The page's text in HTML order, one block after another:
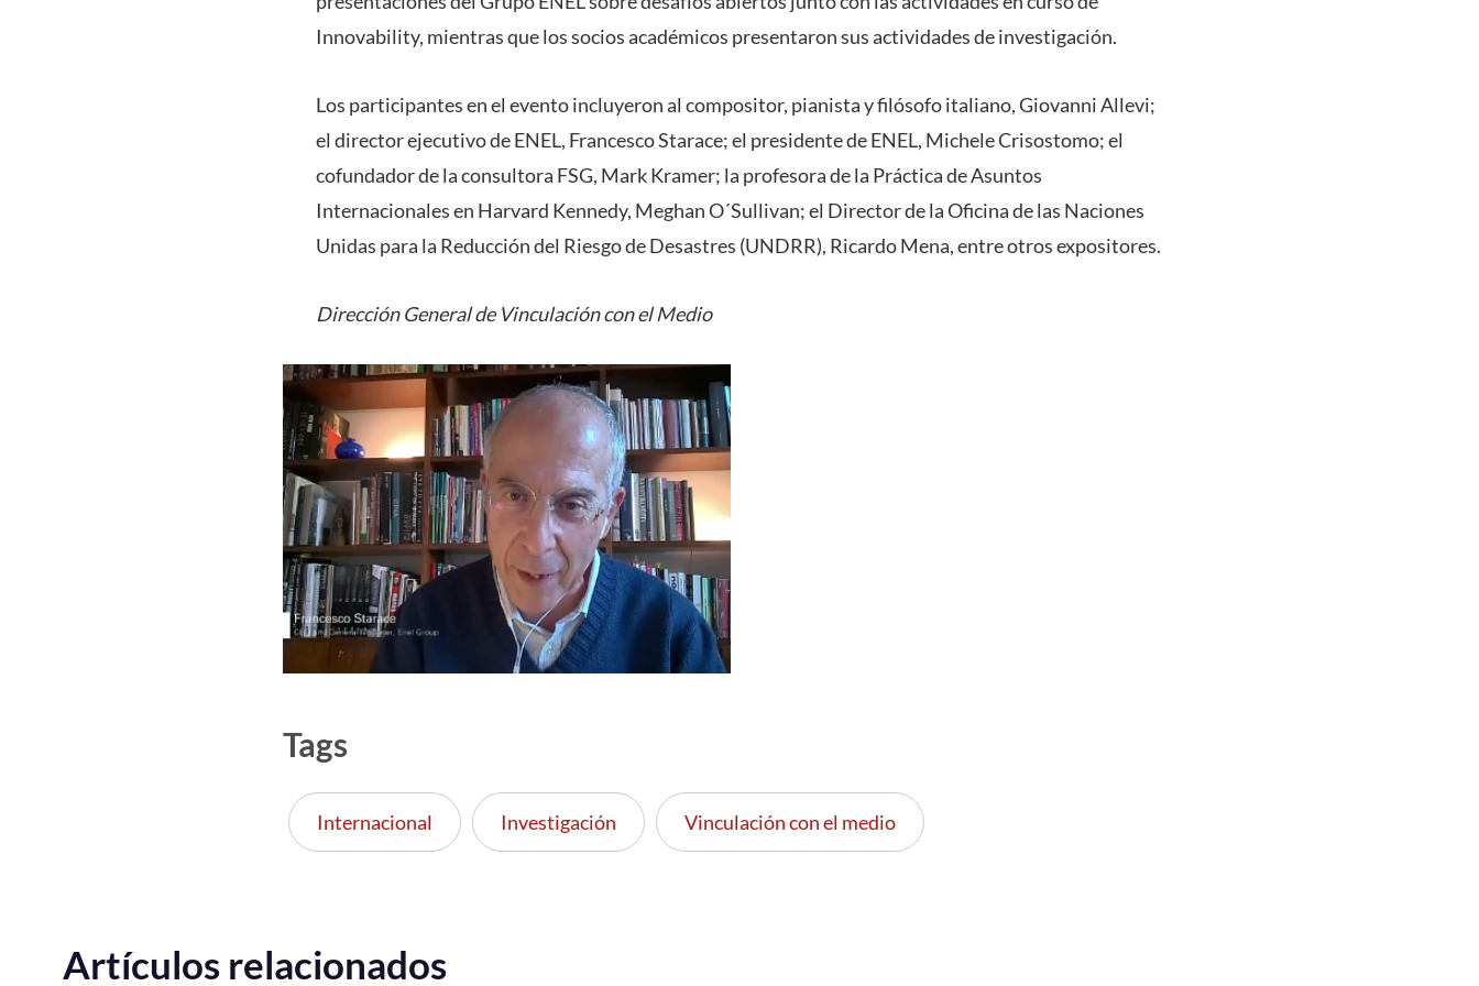
Innovability, mientras que los socios académicos presentaron sus actividades de investigación.
Los participantes en el evento incluyeron al compositor, pianista y filósofo italiano, Giovanni Allevi;
el director ejecutivo de ENEL, Francesco Starace; el presidente de ENEL, Michele Crisostomo; el
cofundador de la consultora FSG, Mark Kramer; la profesora de la Práctica de Asuntos
Internacionales en Harvard Kennedy, Meghan O´Sullivan; el Director de la Oficina de las Naciones
Unidas para la Reducción del Riesgo de Desastres (UNDRR), Ricardo Mena, entre otros expositores.
Dirección General de Vinculación con el Medio
Tags
Internacional Investigación Vinculación con el medio
Artículos relacionados